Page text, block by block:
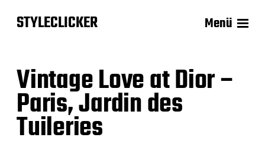
STYLECLICKER Menü
Vintage Love at Dior –
Paris, Jardin des
Tuileries